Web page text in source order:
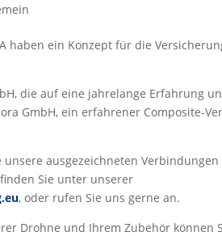
haben ein Konzept für die
die auf eine jahrelange Erfahrung
GmbH, ein erfahrener Composite-
ausgezeichneten Verbindungen
Sie unter unserer
, oder rufen Sie uns gerne an.
Drohne und Ihrem Zubehör können